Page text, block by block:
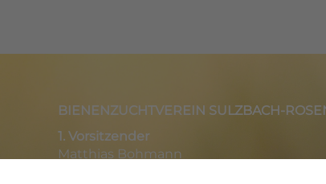
BIENENZUCHTVEREIN SULZBACH-
1. Vorsitzender
Matthias Bohmann